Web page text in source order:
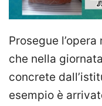
Prosegue
che nella
concrete
esempio è